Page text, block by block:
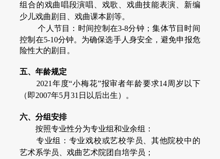
组合的戏曲唱段演唱、戏歌、戏曲技能表演、新编
少儿戏曲剧目、戏曲课本剧等。
个人节目
： 时间控制在3-8分钟；集体节目时间
控制在5-10分钟。为确保选手人身安全，避免申报危
险性大的剧目。
五、年龄规定
2021年度“小梅花”报审者年龄要求14周岁以下
（即2007年5月31日以后出生）。
六、分组安排
按照专业性分为专业组和业余组：
专业组：专业戏校或艺校学员、其他院校中的
艺术系学员、戏曲艺术院团自培学员；